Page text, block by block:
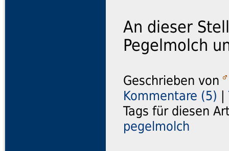
An dieser
Pegelmolch
Geschrieben von
Kommentare (5) |
Tags für diesen
pegelmolch